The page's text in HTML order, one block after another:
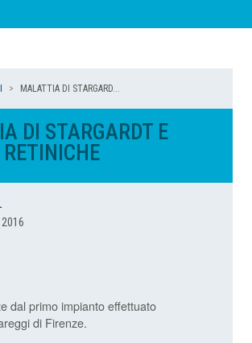
MALATTIA DI STARGARD...
DI STARGARDT E
RETINICHE
dal primo impianto effettuato
di Firenze.